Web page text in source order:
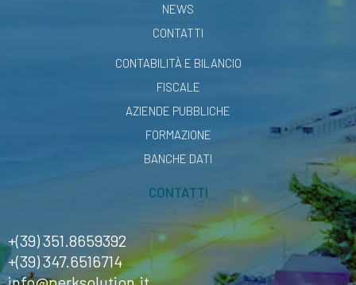
NEWS
CONTATTI
CONTABILITÀ E BILANCIO
FISCALE
AZIENDE PUBBLICHE
FORMAZIONE
BANCHE DATI
CONTATTI
+(39) 351.8659392
+(39) 347.6516714